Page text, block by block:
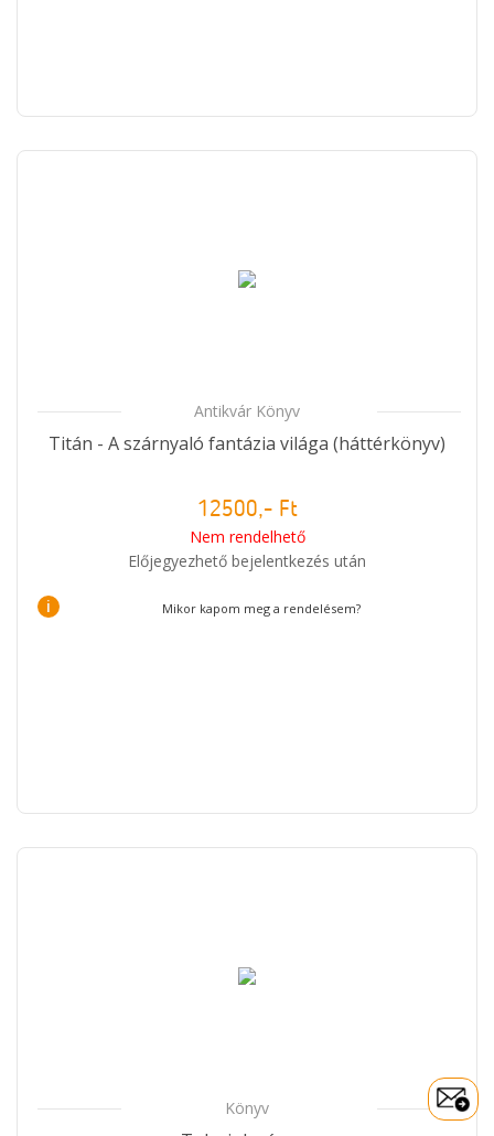
Antikvár Könyv
Titán - A szárnyaló fantázia világa (háttérkönyv)
12500,- Ft
Nem rendelhető
Előjegyezhető bejelentkezés után
i Mikor kapom meg a rendelésem?
Könyv